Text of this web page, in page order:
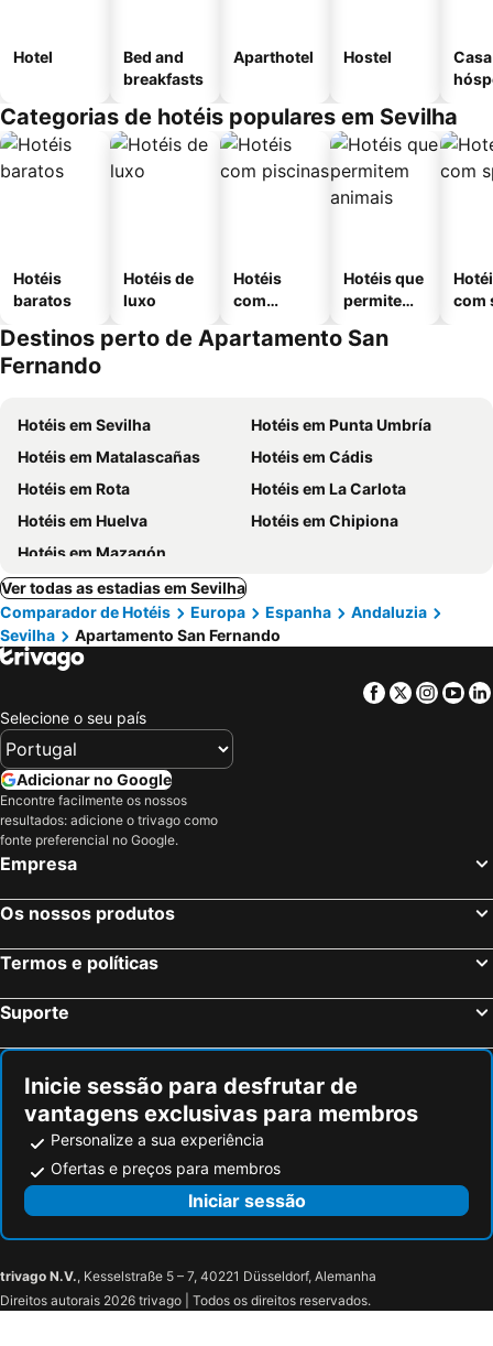
Hotel
Bed and
breakfasts
Aparthotel Hostel
Categorias de hotéis populares em Sevilha
Hotéis
baratos
Hotéis de
luxo
Hotéis
com
Hotéis que
permitem
com
Destinos perto de Apartamento San
Fernando
Hotéis em Sevilha
Hotéis em Punta Umbría
Hotéis em Matalascañas
Hotéis em Cádis
Hotéis em Rota
Hotéis em La Carlota
Hotéis em Huelva
Hotéis em Chipiona
Hotéis em Mazagón
Ver todas as estadias em Sevilha
Comparador de Hotéis
Europa Espanha
Andaluzia
Sevilha
Apartamento San Fernando
Facebook
Twitter
Selecione o seu país
Adicionar no Google
Encontre facilmente os nossos
resultados: adicione o trivago como
fonte preferencial no Google.
Empresa
Os nossos produtos
Termos e políticas
Suporte
Inicie sessão para desfrutar de
vantagens exclusivas para membros
Personalize a sua experiência
Ofertas e preços para membros
Iniciar sessão
trivago N.V., Kesselstraße 5 – 7, 40221 Düsseldorf, Alemanha
Direitos autorais 2026 trivago | Todos os direitos reservados.